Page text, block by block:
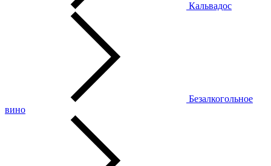
Кальвадос
Безалкогольное
вино